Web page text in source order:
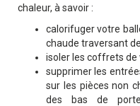
chaleur, à savoir :
calorifuger votre
chaude traversant
isoler les coffrets de
supprimer les
sur les pièces non
des bas de